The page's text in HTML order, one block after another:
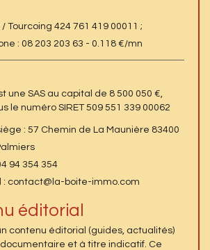
Tourcoing 424 761 419 00011 ;
: 08 203 203 63 - 0.118 €/mn
une SAS au capital de 8 500 050 €,
le numéro SIRET 509 551 339 00062
: 57 Chemin de La Maunière 83400
94 354 354
: contact@la-boite-immo.com
éditorial
contenu éditorial (guides, actualités)
et à titre indicatif. Ce